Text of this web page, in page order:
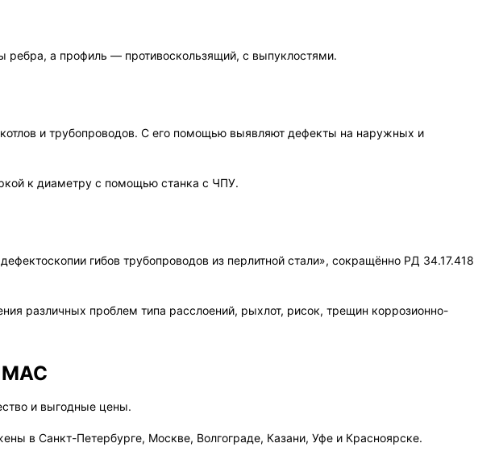
ребра, а профиль — противоскользящий, с выпуклостями.
и трубопроводов. С его помощью выявляют дефекты на наружных и
к диаметру с помощью станка с ЧПУ.
гибов трубопроводов из перлитной стали», сокращённо РД 34.17.418
различных проблем типа расслоений, рыхлот, рисок, трещин коррозионно-
и выгодные цены.
в Санкт-Петербурге, Москве, Волгограде, Казани, Уфе и Красноярске.